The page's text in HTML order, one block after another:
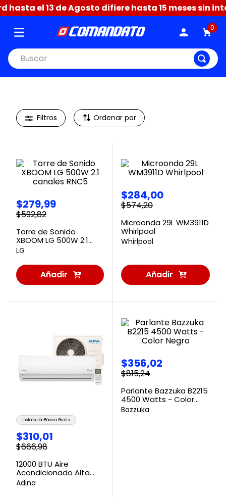
el 13 de Agosto difiere hasta 15 meses sin
0
Ordenar por
$279,99
$592,82
Torre de Sonido
XBOOM LG 500W 2.1
canales RNC5
LG
Añadir
al
$284,00
$574,20
Microonda 29L WM3911D
Whirlpool
Whirlpool
Añadir
al
Instalación Básica Gratis
$310,01
$666,98
12000 BTU Aire
Acondicionado Alta
Eficiencia AFLEX-C-12-E
Adina
$356,02
$815,24
Parlante Bazzuka B2215
4500 Watts - Color
Negro
Bazzuka